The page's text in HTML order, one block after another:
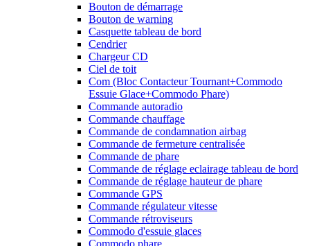
Bouton de démarrage
Bouton de warning
Casquette tableau de bord
Cendrier
Chargeur CD
Ciel de toit
Com (Bloc Contacteur Tournant+Commodo
Essuie Glace+Commodo Phare)
Commande autoradio
Commande chauffage
Commande de condamnation airbag
Commande de fermeture centralisée
Commande de phare
Commande de réglage eclairage tableau de bord
Commande de réglage hauteur de phare
Commande GPS
Commande régulateur vitesse
Commande rétroviseurs
Commodo d'essuie glaces
Commodo phare